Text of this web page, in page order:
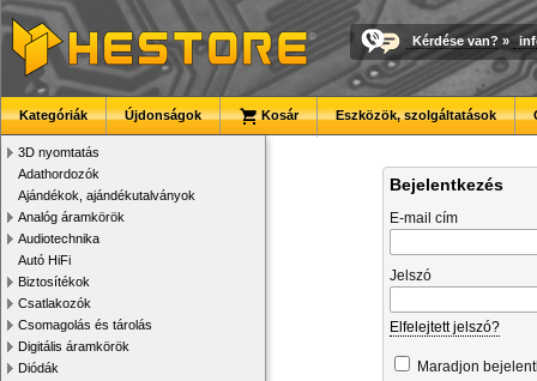
Kérdése van? »
Kategóriák Újdonságok Kosár Eszközök, szolgáltatások
3D nyomtatás
Adathordozók
Ajándékok, ajándékutalványok
Analóg áramkörök
Audiotechnika
Autó HiFi
Biztosítékok
Csatlakozók
Csomagolás és tárolás
Digitális áramkörök
Diódák
Bejelentkezés
E-mail cím
Jelszó
Elfelejtett jelszó?
Maradjon